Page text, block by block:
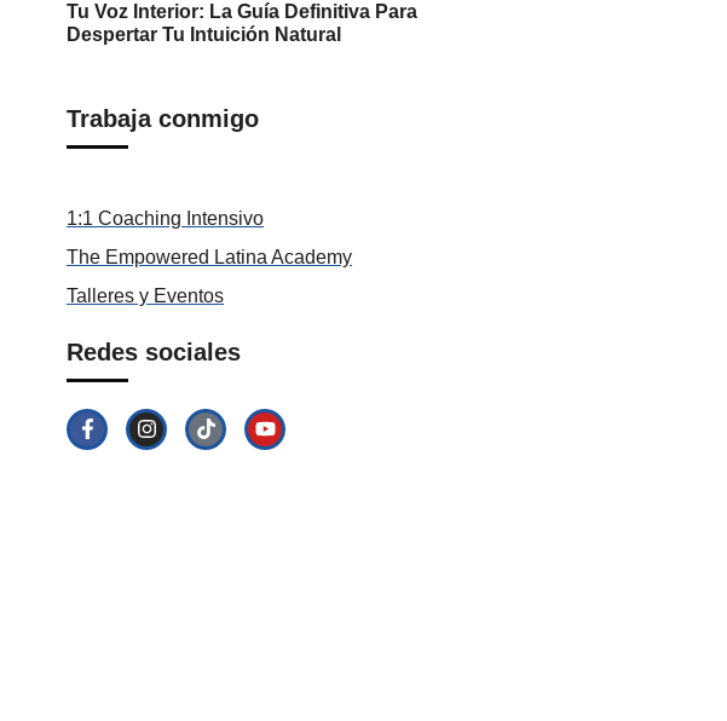
Tu Voz Interior: La Guía Definitiva Para
Despertar Tu Intuición Natural
Trabaja conmigo
1:1 Coaching Intensivo
The Empowered Latina Academy
Talleres y Eventos
Redes sociales